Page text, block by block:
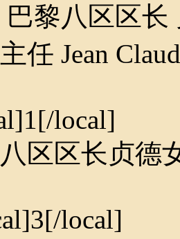
巴黎八区区长
任 Jean
local]
区区长贞德
local]